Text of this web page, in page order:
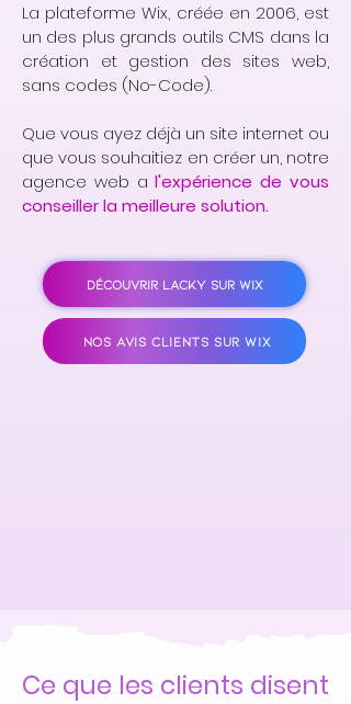
La plateforme Wix, créée en 2006, est
un des plus grands outils CMS dans la
création et gestion des sites web,
sans codes (No-Code).
Que vous ayez déjà un site internet ou
que vous souhaitiez en créer un, notre
agence web al'expérience de vous
conseiller la meilleure solution.
DÉCOUVRIR LACKY SUR WIX
NOS AVIS CLIENTS SUR WIX
Ce que les clients disent